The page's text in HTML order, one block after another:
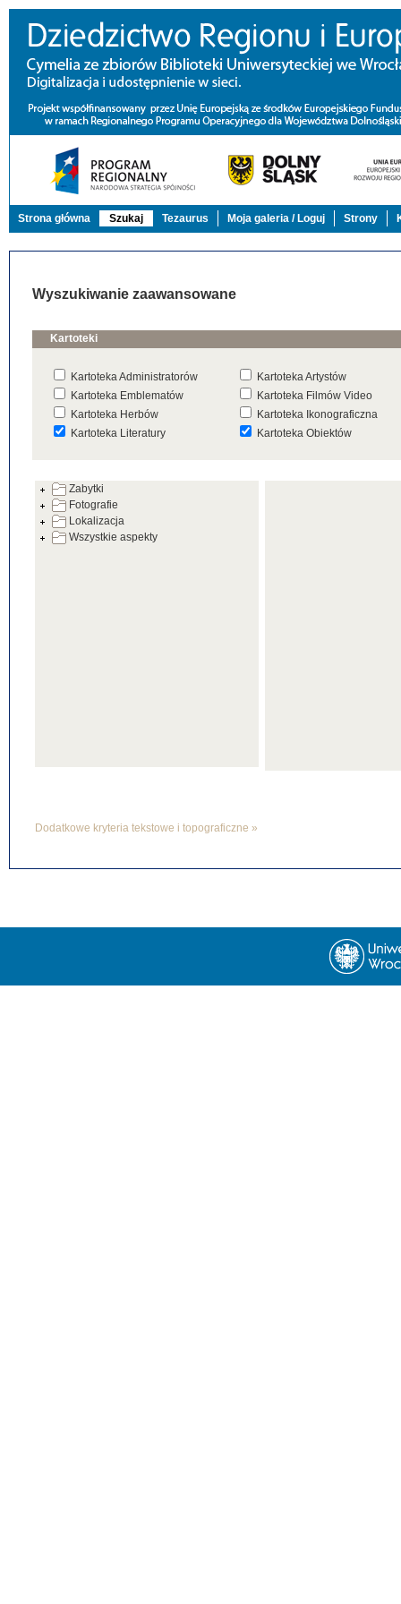
Strona główna Szukaj Tezaurus Moja galeria / Loguj Strony
Wyszukiwanie zaawansowane
Kartoteki
Kartoteka Administratorów
Kartoteka Artystów
Kartoteka Emblematów
Kartoteka Filmów Video
Kartoteka Herbów
Kartoteka Ikonograficzna
Kartoteka Literatury
Kartoteka Obiektów
Kartoteka Warsztatów
Kartoteka Zabytków
Zabytki
Fotografie
Lokalizacja
Wszystkie aspekty
Dodatkowe kryteria tekstowe i topograficzne »